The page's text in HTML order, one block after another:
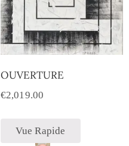
OUVERTURE
€2,019.00
Vue Rapide